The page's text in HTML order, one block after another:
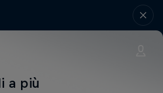
a più